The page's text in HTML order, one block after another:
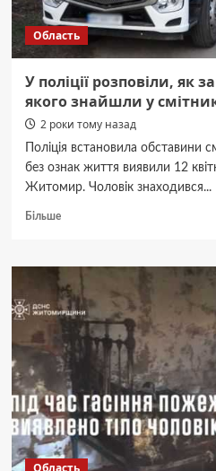
Область
У поліції розповіли, як
якого знайшли у
2 роки тому назад
Поліція встановила обставини
без ознак життя виявили 12
Житомир. Чоловік знаходився...
БільшеДокладніше
поліції
як
загинув
чоловік,
тіло
якого
знайшли
у
смітнику
в
Житомирі
Область